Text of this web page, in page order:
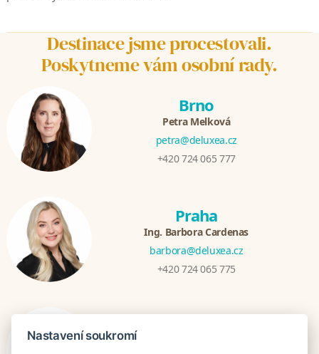
Destinace jsme procestovali.
Poskytneme vám osobní rady.
Brno
Petra Melková
petra@deluxea.cz
+420 724 065 777
Praha
Ing. Barbora Cardenas
barbora@deluxea.cz
+420 724 065 775
Nastavení soukromí